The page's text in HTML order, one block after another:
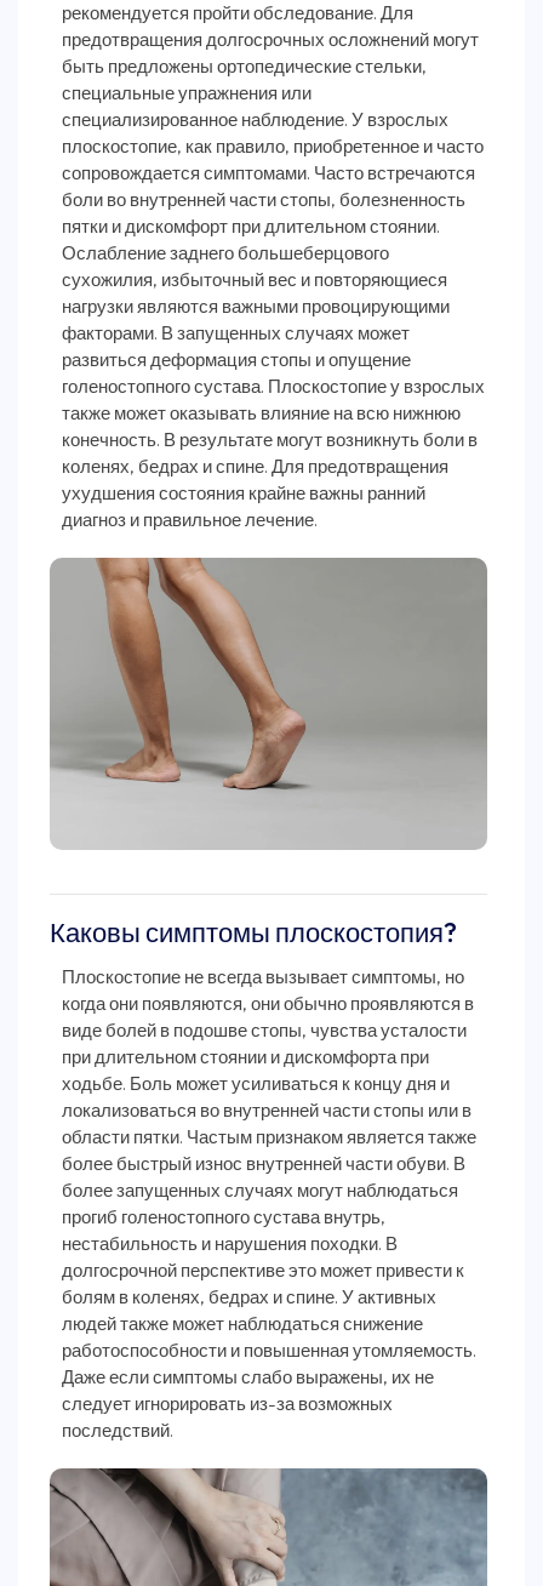
рекомендуется пройти обследование. Для
предотвращения долгосрочных осложнений могут
быть предложены ортопедические стельки,
специальные упражнения или
специализированное наблюдение. У взрослых
плоскостопие, как правило, приобретенное и часто
сопровождается симптомами. Часто встречаются
боли во внутренней части стопы, болезненность
пятки и дискомфорт при длительном стоянии.
Ослабление заднего большеберцового
сухожилия, избыточный вес и повторяющиеся
нагрузки являются важными провоцирующими
факторами. В запущенных случаях может
развиться деформация стопы и опущение
голеностопного сустава. Плоскостопие у взрослых
также может оказывать влияние на всю нижнюю
конечность. В результате могут возникнуть боли в
коленях, бедрах и спине. Для предотвращения
ухудшения состояния крайне важны ранний
диагноз и правильное лечение.
Каковы симптомы плоскостопия?
Плоскостопие не всегда вызывает симптомы, но
когда они появляются, они обычно проявляются в
виде болей в подошве стопы, чувства усталости
при длительном стоянии и дискомфорта при
ходьбе. Боль может усиливаться к концу дня и
локализоваться во внутренней части стопы или в
области пятки. Частым признаком является также
более быстрый износ внутренней части обуви. В
более запущенных случаях могут наблюдаться
прогиб голеностопного сустава внутрь,
нестабильность и нарушения походки. В
долгосрочной перспективе это может привести к
болям в коленях, бедрах и спине. У активных
людей также может наблюдаться снижение
работоспособности и повышенная утомляемость.
Даже если симптомы слабо выражены, их не
следует игнорировать из-за возможных
последствий.